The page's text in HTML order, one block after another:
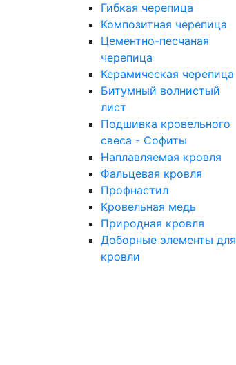
Гибкая черепица
Композитная черепица
Цементно-песчаная
черепица
Керамическая черепица
Битумный волнистый
лист
Подшивка кровельного
свеса - Софиты
Наплавляемая кровля
Фальцевая кровля
Профнастил
Кровельная медь
Природная кровля
Доборные элементы для
кровли